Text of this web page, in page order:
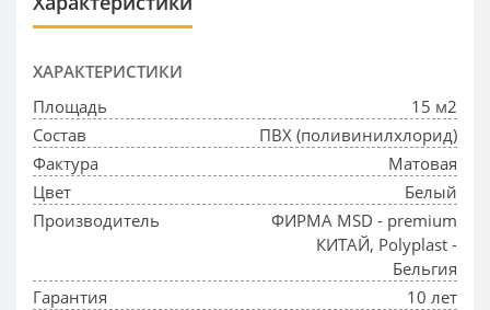
ХАРАКТЕРИСТИКИ
Площадь
15 м2
Состав
ПВХ (поливинилхлорид)
Фактура
Матовая
Цвет
Белый
Производитель
ФИРМА MSD - premium
КИТАЙ, Polyplast -
Бельгия
Гарантия
10 лет